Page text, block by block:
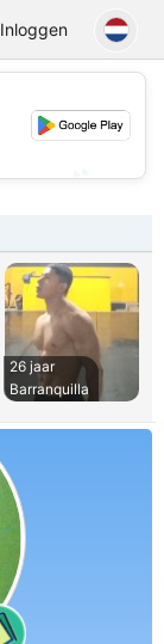
Inloggen
26 jaar
Barranquilla